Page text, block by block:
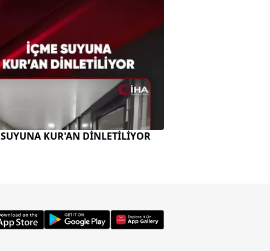
KUR'AN DİNLETİLİYOR